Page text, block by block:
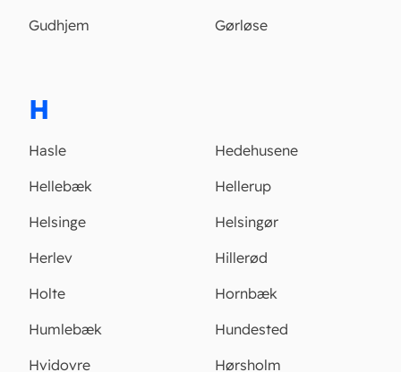
Gudhjem
Gørløse
H
Hasle
Hedehusene
Hellebæk
Hellerup
Helsinge
Helsingør
Herlev
Hillerød
Holte
Hornbæk
Humlebæk
Hundested
Hvidovre
Hørsholm